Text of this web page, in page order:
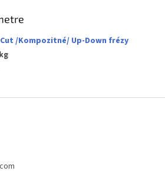
/Kompozitné/ Up-Down frézy